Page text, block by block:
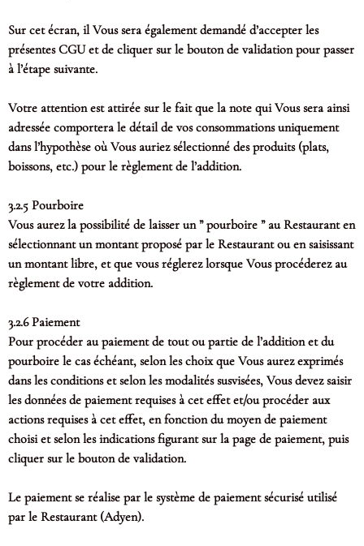
Sur cet écran, il Vous sera également demandé d’accepter les
présentes CGU et de cliquer sur le bouton de validation pour passer
à l’étape suivante.
Votre attention est attirée sur le fait que la note qui Vous sera ainsi
adressée comportera le détail de vos consommations uniquement
dans l’hypothèse où Vous auriez sélectionné des produits (plats,
boissons, etc.) pour le règlement de l’addition.
3.2.5 Pourboire
Vous aurez la possibilité de laisser un ” pourboire ” au Restaurant en
sélectionnant un montant proposé par le Restaurant ou en saisissant
un montant libre, et que vous réglerez lorsque Vous procéderez au
règlement de votre addition.
3.2.6 Paiement
Pour procéder au paiement de tout ou partie de l’addition et du
pourboire le cas échéant, selon les choix que Vous aurez exprimés
dans les conditions et selon les modalités susvisées, Vous devez saisir
les données de paiement requises à cet effet et/ou procéder aux
actions requises à cet effet, en fonction du moyen de paiement
choisi et selon les indications figurant sur la page de paiement, puis
cliquer sur le bouton de validation.
Le paiement se réalise par le système de paiement sécurisé utilisé
par le Restaurant (Adyen).